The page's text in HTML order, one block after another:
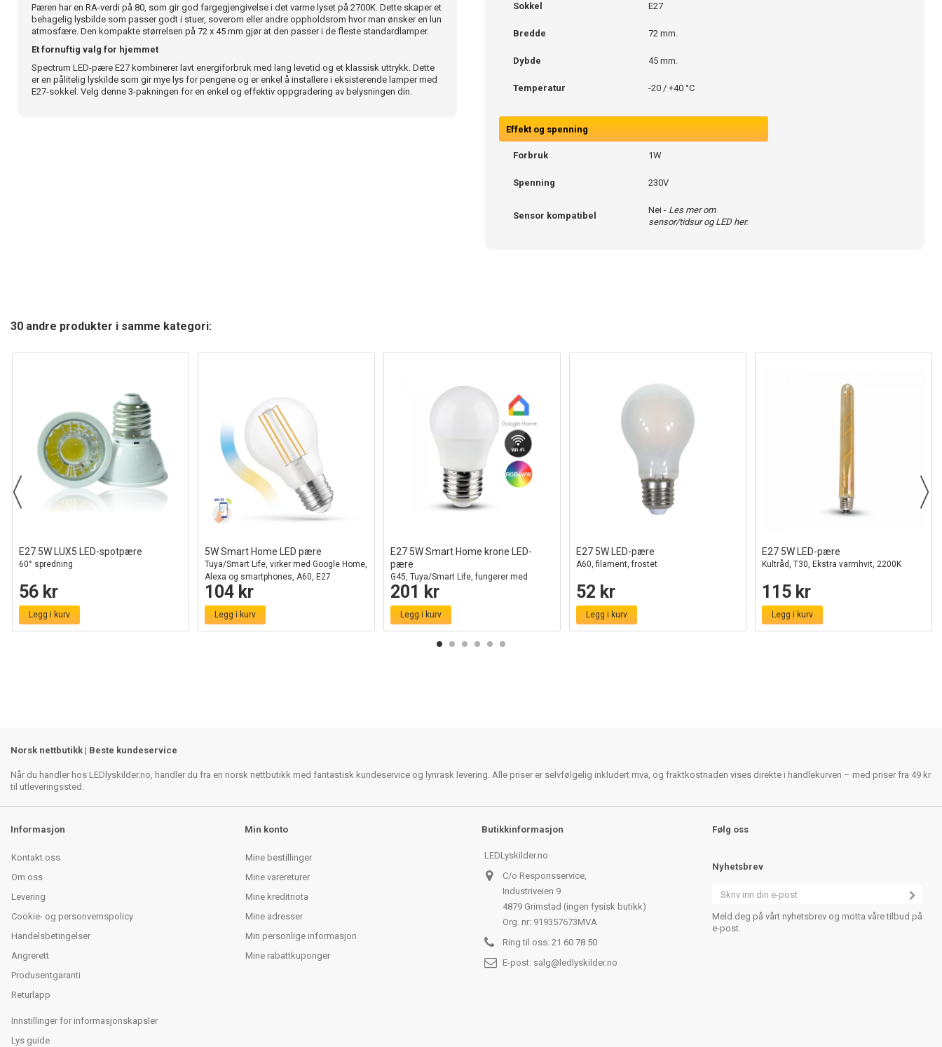
Pæren har en RA-verdi på 80, som gir god fargegjengivelse i det varme lyset på 2700K. Dette skaper et
behagelig lysbilde som passer godt i stuer, soverom eller andre oppholdsrom hvor man ønsker en lun
atmosfære. Den kompakte størrelsen på 72 x 45 mm gjør at den passer i de fleste standardlamper.
Et fornuftig valg for hjemmet
Spectrum LED-pære E27 kombinerer lavt energiforbruk med lang levetid og et klassisk uttrykk. Dette
er en pålitelig lyskilde som gir mye lys for pengene og er enkel å installere i eksisterende lamper med
E27-sokkel. Velg denne 3-pakningen for en enkel og effektiv oppgradering av belysningen din.
Sokkel E27
Bredde 72 mm.
Dybde 45 mm.
Temperatur -20 / +40 °C
Effekt og spenning
Forbruk 1W
Spenning 230V
Sensor kompatibel
Nei - Les mer om
sensor/tidsur og LED her.
30 andre produkter i samme kategori:
E27 5W LUX5 LED-spotpære
60° spredning
56 kr
Legg i kurv
5W Smart Home LED pære
Tuya/Smart Life, virker med Google Home,
Alexa og smartphones, A60, E27
104 kr
Legg i kurv
E27 5W Smart Home krone LED-
pære
G45, Tuya/Smart Life, fungerer med
Google Home, Alexa og smarttelefoner
201 kr
Legg i kurv
E27 5W LED-pære
A60, filament, frostet
52 kr
Legg i kurv
E27 5W LED-pære
Kultråd, T30, Ekstra varmhvit, 2200K
115 kr
Legg i kurv
Norsk nettbutikk | Beste kundeservice
Når du handler hos LEDlyskilder.no, handler du fra en norsk nettbutikk med fantastisk kundeservice og lynrask levering. Alle priser er selvfølgelig inkludert mva, og fraktkostnaden vises direkte i handlekurven – med priser fra 49 kr
til utleveringssted.
Informasjon
Kontakt oss
Om oss
Levering
Cookie- og personvernspolicy
Handelsbetingelser
Angrerett
Produsentgaranti
Returlapp
Innstillinger for informasjonskapsler
Lys guide
Min konto
Mine bestillinger
Mine varereturer
Mine kreditnota
Mine adresser
Min personlige informasjon
Mine rabattkuponger
Butikkinformasjon
LEDLyskilder.no
C/o Responsservice,
Industriveien 9
4879 Grimstad (ingen fysisk butikk)
Org. nr: 919357673MVA
Ring til oss: 21 60 78 50
E-post: salg@ledlyskilder.no
Følg oss
Nyhetsbrev
Meld deg på vårt nyhetsbrev og motta våre tilbud på
e-post.